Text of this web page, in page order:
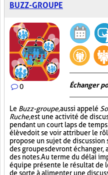
BUZZ-GROUPE
0 Échanger
Le Buzz-groupe,aussi appelé
Ruche,est une activité de
pendant un court laps de
élève doit se voir attribuer le
propose un sujet de discussion
des groupes devront
des notes. Au terme du délai
équipe présente le résultat de
de sorte à alimenter une